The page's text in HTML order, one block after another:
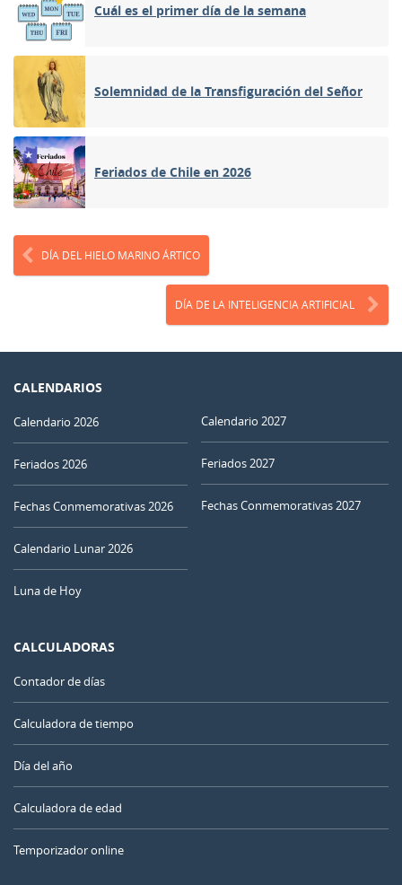
Cuál es el primer día de la semana
Solemnidad de la Transfiguración del Señor
Feriados de Chile en 2026
DÍA DEL HIELO MARINO ÁRTICO
DÍA DE LA INTELIGENCIA ARTIFICIAL
CALENDARIOS
Calendario 2026
Feriados 2026
Fechas Conmemorativas 2026
Calendario Lunar 2026
Luna de Hoy
Calendario 2027
Feriados 2027
Fechas Conmemorativas 2027
CALCULADORAS
Contador de días
Calculadora de tiempo
Día del año
Calculadora de edad
Temporizador online